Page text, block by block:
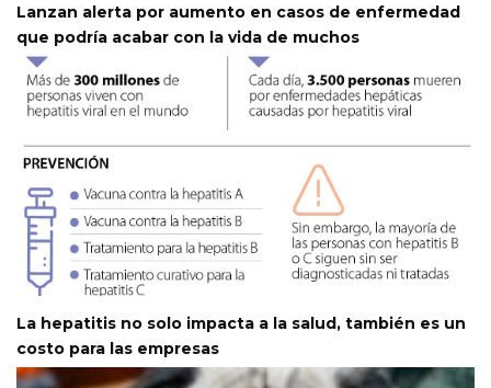
Lanzan alerta por aumento en casos de enfermedad
que podría acabar con la vida de muchos
La hepatitis no solo impacta a la salud, también es un
costo para las empresas